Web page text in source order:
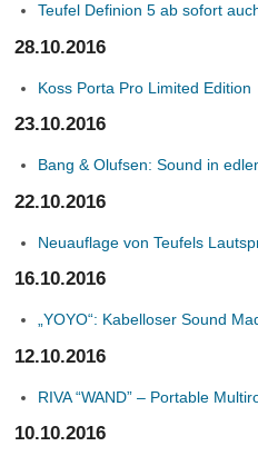
Teufel Definion 5 ab sofort
28.10.2016
Koss Porta Pro Limited Edition
23.10.2016
Bang & Olufsen: Sound in
22.10.2016
Neuauflage von Teufels
16.10.2016
„YOYO“: Kabelloser Sound
12.10.2016
RIVA “WAND” – Portable
10.10.2016